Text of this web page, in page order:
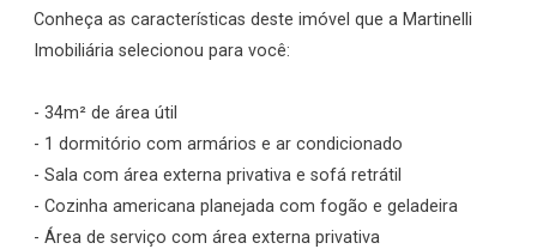
Conheça as características deste imóvel que a Martinelli
Imobiliária selecionou para você:
- 34m² de área útil
- 1 dormitório com armários e ar condicionado
- Sala com área externa privativa e sofá retrátil
- Cozinha americana planejada com fogão e geladeira
- Área de serviço com área externa privativa